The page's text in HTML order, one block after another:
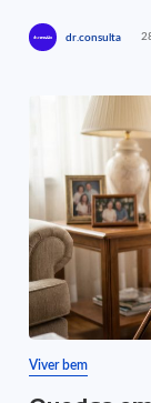
dr.consulta
Viver bem